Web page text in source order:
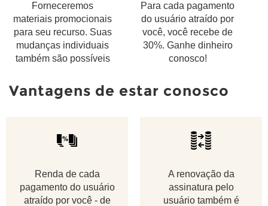
Forneceremos
materiais promocionais
para seu recurso. Suas
mudanças individuais
também são possíveis
Para cada pagamento
do usuário atraído por
você, você recebe de
30%. Ganhe dinheiro
conosco!
Vantagens de estar conosco
Renda de cada
pagamento do usuário
atraído por você - de
A renovação da
assinatura pelo
usuário também é